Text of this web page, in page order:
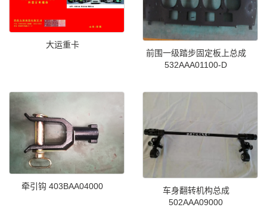
大运重卡
前围一级踏步固定板上总成
532AAA01100-D
牵引钩 403BAA04000
车身翻转机构总成
502AAA09000